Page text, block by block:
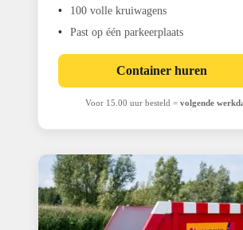
100 volle kruiwagens
Past op één parkeerplaats
Container huren
Voor 15.00 uur besteld =volgende